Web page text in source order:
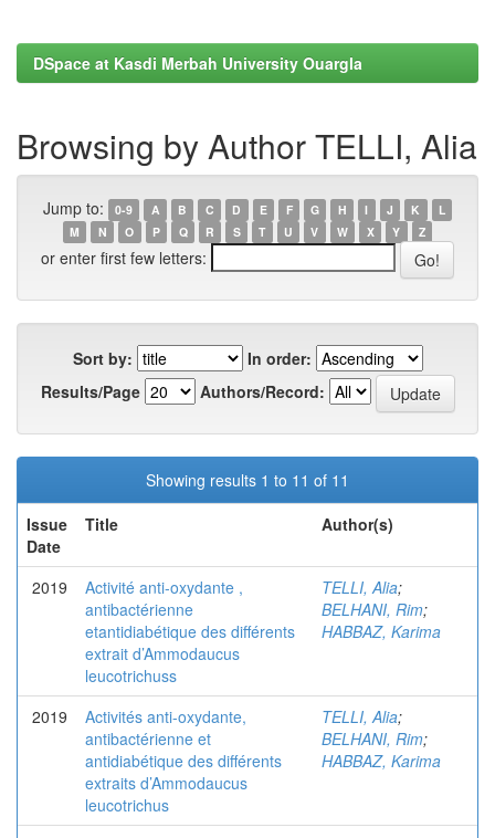
DSpace at Kasdi Merbah University Ouargla
Browsing by Author TELLI, Alia
Jump to: 0-9 A B C D E F G H I J K
L
M
N O P Q R S T U V W X Y Z
or enter first few letters:
Sort by:
In order:
Results/Page
Authors/Record:
Showing results 1 to 11 of 11
Issue
Date
Title Author(s)
2019
Activité anti-oxydante ,
antibactérienne
etantidiabétique des différents
extrait d’Ammodaucus
leucotrichuss
TELLI, Alia;
BELHANI, Rim;
HABBAZ, Karima
2019
Activités anti-oxydante,
antibactérienne et
antidiabétique des différents
extraits d’Ammodaucus
leucotrichus
TELLI, Alia;
BELHANI, Rim;
HABBAZ, Karima